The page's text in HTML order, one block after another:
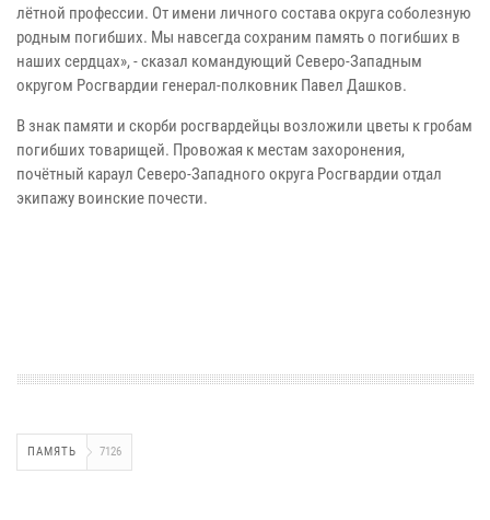
лётной профессии. От имени личного состава округа соболезную
родным погибших. Мы навсегда сохраним память о погибших в
наших сердцах», - сказал командующий Северо-Западным
округом Росгвардии генерал-полковник Павел Дашков.
В знак памяти и скорби росгвардейцы возложили цветы к гробам
погибших товарищей. Провожая к местам захоронения,
почётный караул Северо-Западного округа Росгвардии отдал
экипажу воинские почести.
ПАМЯТЬ 7126